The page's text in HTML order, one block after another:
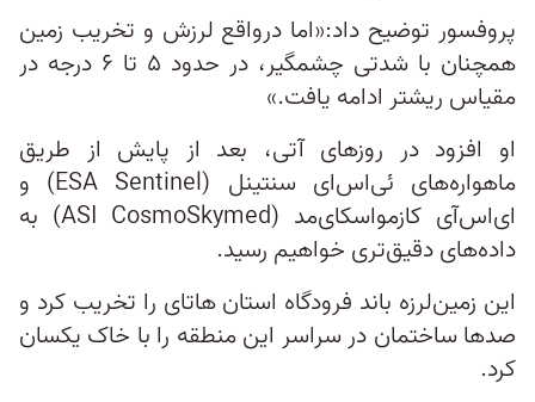
پروفسور توضیح داد:«اما درواقع لرزش و تخریب زمین
همچنان با شدتی چشمگیر، در حدود ۵ تا ۶ درجه در
مقیاس ریشتر ادامه یافت.»
او افزود در روزهای آتی، بعد از پایش از طریق
ماهواره‌های ئی‌اس‌ای سنتینل (ESA Sentinel) و
ای‌اس‌آی کازمواسکای‌مد (ASI CosmoSkymed) به
داده‌های دقیق‌تری خواهیم رسید.
این زمین‌لرزه باند فرودگاه استان هاتای را تخریب کرد و
صدها ساختمان در سراسر این منطقه را با خاک یکسان
کرد.